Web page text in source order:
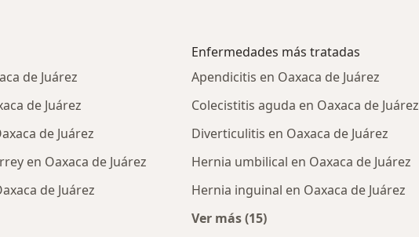
de Juárez
de Juárez
de Juárez
en Oaxaca de Juárez
de Juárez
Enfermedades más tratadas
Apendicitis en Oaxaca de Juárez
Colecistitis aguda en Oaxaca de Juárez
Diverticulitis en Oaxaca de Juárez
Hernia umbilical en Oaxaca de Juárez
Hernia inguinal en Oaxaca de Juárez
Ver más (15)